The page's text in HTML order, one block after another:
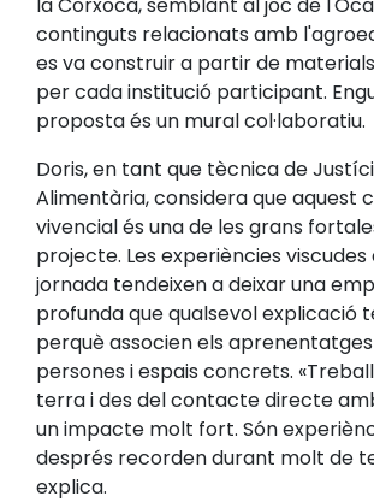
continguts relacionats amb
es va construir a partir de
per cada institució participant.
proposta és un mural col·laboratiu.
Doris, en tant que tècnica de
Alimentària, considera que aquest
vivencial és una de les grans
projecte. Les experiències
jornada tendeixen a deixar una
profunda que qualsevol explicació
perquè associen els
persones i espais concrets.
terra i des del contacte directe
un impacte molt fort. Són
després recorden durant molt de
explica.